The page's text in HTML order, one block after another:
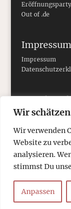
Wir
Wir verwenden
Website zu
analysieren.
stimmst Du
Anpassen
Out of .de
Impressum
Social